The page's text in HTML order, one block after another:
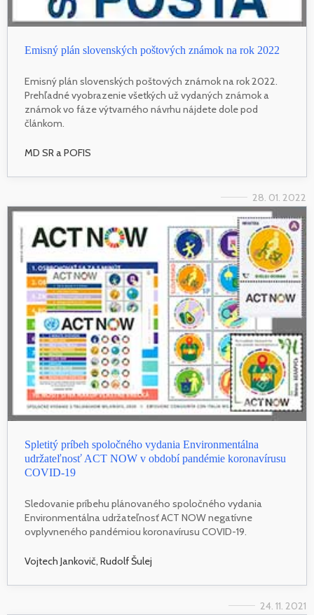
Emisný plán slovenských poštových známok na rok 2022
Emisný plán slovenských poštových známok na rok 2022.
Prehľadné vyobrazenie všetkých už vydaných známok a
známok vo fáze výtvarného návrhu nájdete dole pod
článkom.
MD SR a POFIS
28. 01. 2022
Spletitý príbeh spoločného vydania Environmentálna
udržateľnosť ACT NOW v období pandémie koronavírusu
COVID-19
Sledovanie príbehu plánovaného spoločného vydania
Environmentálna udržateľnosť ACT NOW negatívne
ovplyvneného pandémiou koronavírusu COVID-19.
Vojtech Jankovič, Rudolf Šulej
24. 11. 2021